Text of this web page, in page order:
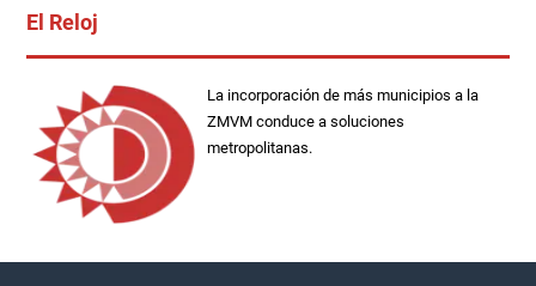
El Reloj
La incorporación de más municipios a la
ZMVM conduce a soluciones
metropolitanas.